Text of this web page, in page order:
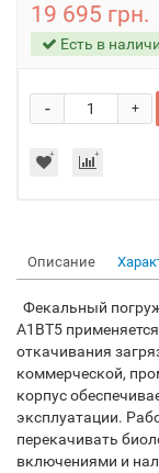
19 695 грн.
Есть в
+
-
Описание
Фекальный
A1BT5
откачивания
коммерческой,
корпус
эксплуатации.
перекачивать
включениями и